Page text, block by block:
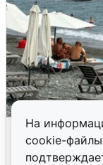
На
cookie-
Жители и
об атаке